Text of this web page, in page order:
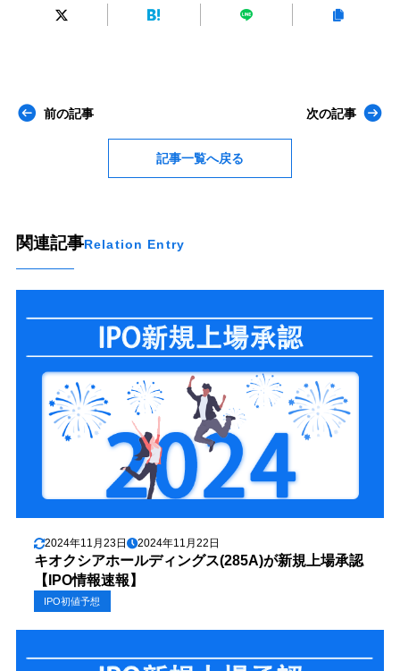
前の記事
記事一覧へ戻る
次の記事
関連記事Relation Entry
2024年11月23日 2024年11月22日
キオクシアホールディングス(285A)が新規上場承認
【IPO情報速報】
IPO初値予想